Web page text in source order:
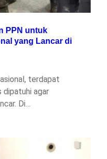
PPN untuk
yang Lancar di
terdapat
dipatuhi agar
Di…